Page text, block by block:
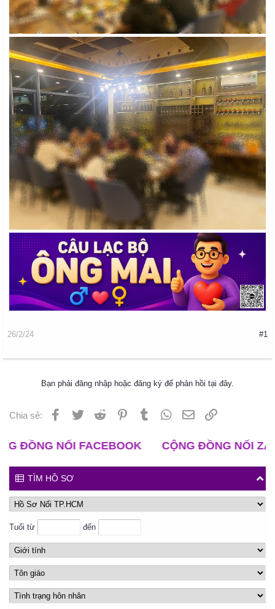
#1
26/2/24
Bạn phải đăng nhập hoặc đăng ký để phản hồi tại đây.
Chia sẻ: Facebook
Twitter Reddit PinterestTumblr WhatsApp
Email
FACEBOOK CỘNG ĐỒNG NỐI ZALO
TÌM HỒ SƠ
Tuổi từ đến